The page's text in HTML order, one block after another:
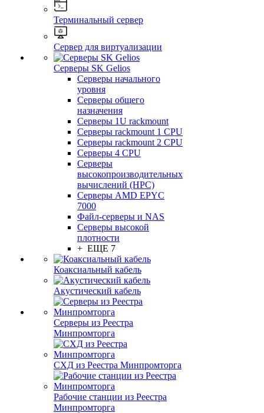
Терминальный сервер
Сервер для виртуализации
Серверы SK Gelios
Серверы начального
уровня
Серверы общего
назначения
Серверы 1U rackmount
Серверы rackmount 1 CPU
Серверы rackmount 2 CPU
Серверы 4 CPU
Серверы
высокопроизводительных
вычислений (HPC)
Серверы AMD EPYC
7000
Файл-серверы и NAS
Серверы высокой
плотности
+ ЕЩЕ 7
Коаксиальный кабель
Акустический кабель
Серверы из Реестра
Минпромторга
СХД из Реестра Минпромторга
Рабочие станции из Реестра
Минпромторга